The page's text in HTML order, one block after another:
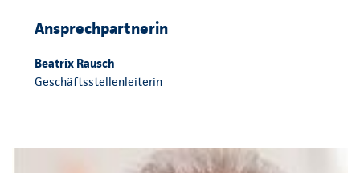
Ansprechpartnerin
Beatrix Rausch
Geschäftsstellenleiterin